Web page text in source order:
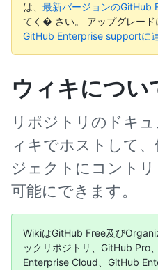
は、 最新バージョンのGitHub
てく� さい。 アップグレード
GitHub Enterprise supportに
ウィキについ
リポジトリのドキ
ィキでホストして
ジェクトにコント
可能にできます。
WikiはGitHub Free及び
ックリポジトリ、GitHub Pro
Enterprise Cloud、GitHub